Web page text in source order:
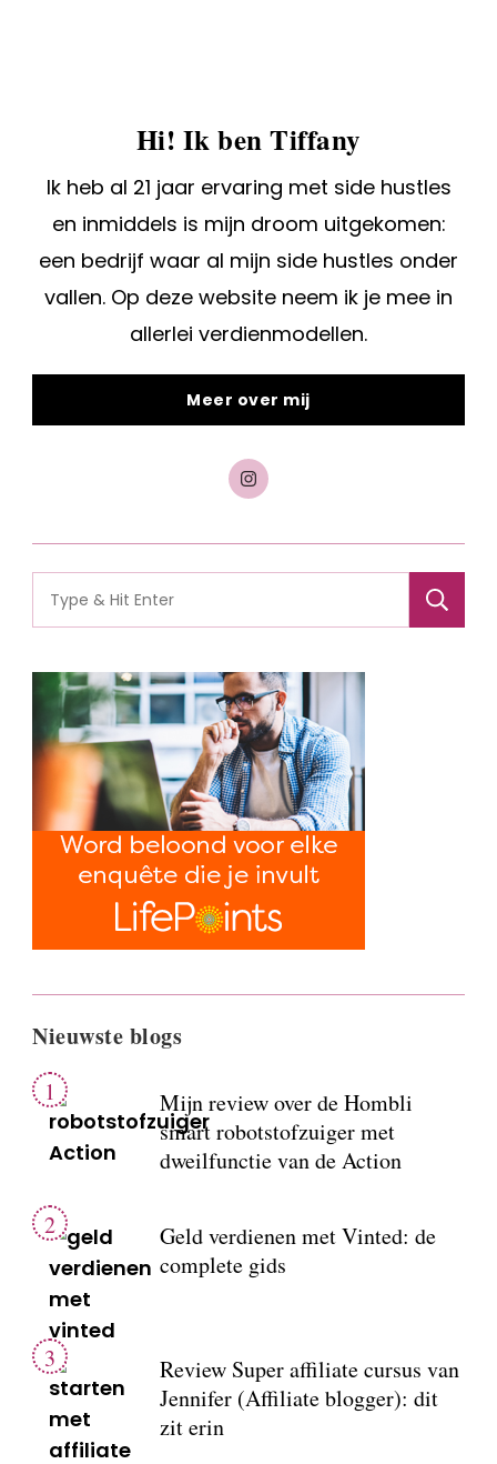
Hi! Ik ben Tiffany
Ik heb al 21 jaar ervaring met side hustles
en inmiddels is mijn droom uitgekomen:
een bedrijf waar al mijn side hustles onder
vallen. Op deze website neem ik je mee in
allerlei verdienmodellen.
Meer over mij
Search
for:
Nieuwste blogs
Mijn review over de Hombli
smart robotstofzuiger met
dweilfunctie van de Action
Geld verdienen met Vinted: de
complete gids
Review Super affiliate cursus van
Jennifer (Affiliate blogger): dit
zit erin